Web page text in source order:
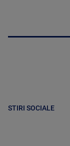
STIRI SOCIALE